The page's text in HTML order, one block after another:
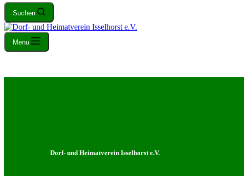
Suchen
Menu
Dorf- und Heimatverein Isselhorst e.V.